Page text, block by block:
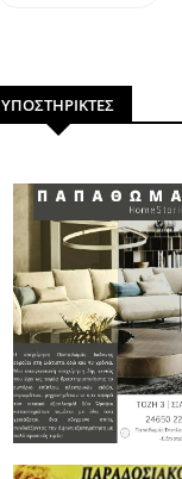
ΥΠΟΣΤΗΡΙΚΤΕΣ